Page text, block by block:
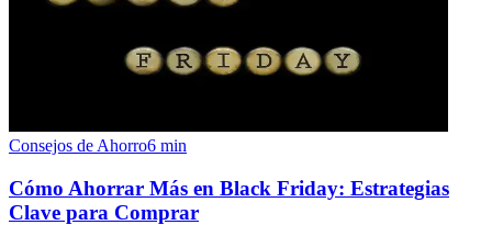
Consejos de Ahorro6 min
Cómo Ahorrar Más en Black Friday: Estrategias
Clave para Comprar